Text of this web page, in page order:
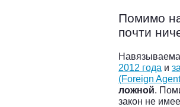
Помимо
почти
2012 года и
(Foreign
ложной.
закон не